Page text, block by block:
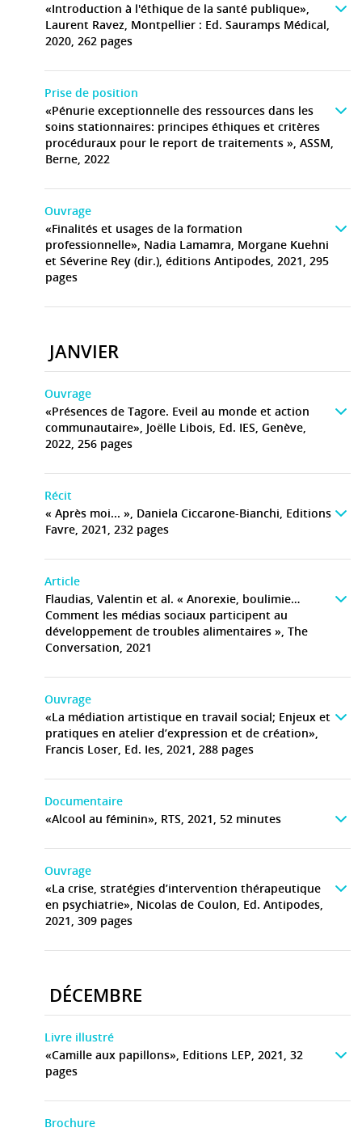
«Introduction à l'éthique de la santé publique»,
Laurent Ravez, Montpellier : Ed. Sauramps Médical,
2020, 262 pages
Prise de position
«Pénurie exceptionnelle des ressources dans les
soins stationnaires: principes éthiques et critères
procéduraux pour le report de traitements », ASSM,
Berne, 2022
Ouvrage
«Finalités et usages de la formation
professionnelle», Nadia Lamamra, Morgane Kuehni
et Séverine Rey (dir.), éditions Antipodes, 2021, 295
pages
JANVIER
Ouvrage
«Présences de Tagore. Eveil au monde et action
communautaire», Joëlle Libois, Ed. IES, Genève,
2022, 256 pages
Récit
« Après moi... », Daniela Ciccarone-Bianchi, Editions
Favre, 2021, 232 pages
Article
Flaudias, Valentin et al. « Anorexie, boulimie…
Comment les médias sociaux participent au
développement de troubles alimentaires », The
Conversation, 2021
Ouvrage
«La médiation artistique en travail social; Enjeux et
pratiques en atelier d’expression et de création»,
Francis Loser, Ed. Ies, 2021, 288 pages
Documentaire
«Alcool au féminin», RTS, 2021, 52 minutes
Ouvrage
«La crise, stratégies d’intervention thérapeutique
en psychiatrie», Nicolas de Coulon, Ed. Antipodes,
2021, 309 pages
DÉCEMBRE
Livre illustré
«Camille aux papillons», Editions LEP, 2021, 32
pages
Brochure